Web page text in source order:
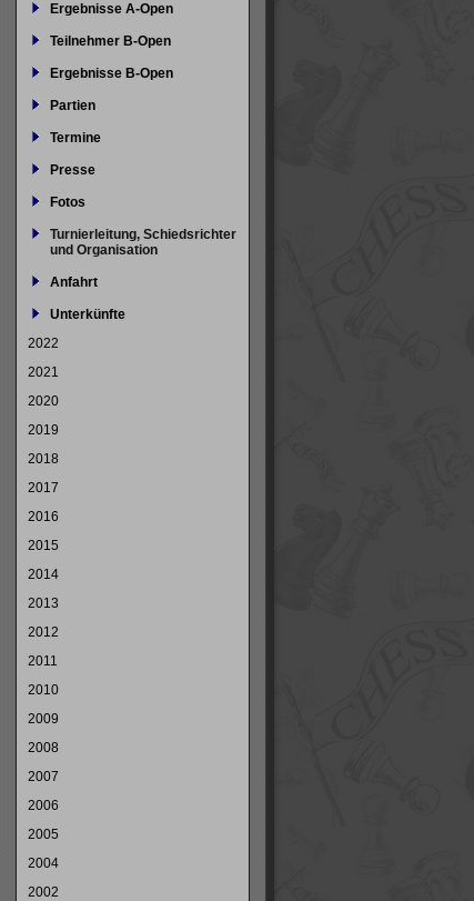
Ergebnisse A-Open
Teilnehmer B-Open
Ergebnisse B-Open
Partien
Termine
Presse
Fotos
Turnierleitung, Schiedsrichter
und Organisation
Anfahrt
Unterkünfte
2022
2021
2020
2019
2018
2017
2016
2015
2014
2013
2012
2011
2010
2009
2008
2007
2006
2005
2004
2002